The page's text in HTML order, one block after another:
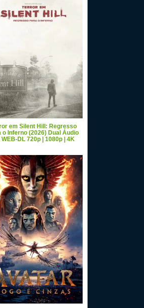
em Silent Hill: Regresso
o Inferno (2026) Dual Áudio
WEB-DL 720p | 1080p | 4K